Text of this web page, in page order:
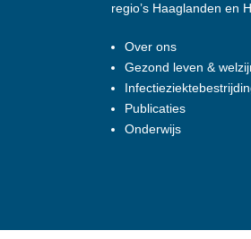
regio’s Haaglanden en
Over ons
Gezond leven &
Publicaties
Onderwijs